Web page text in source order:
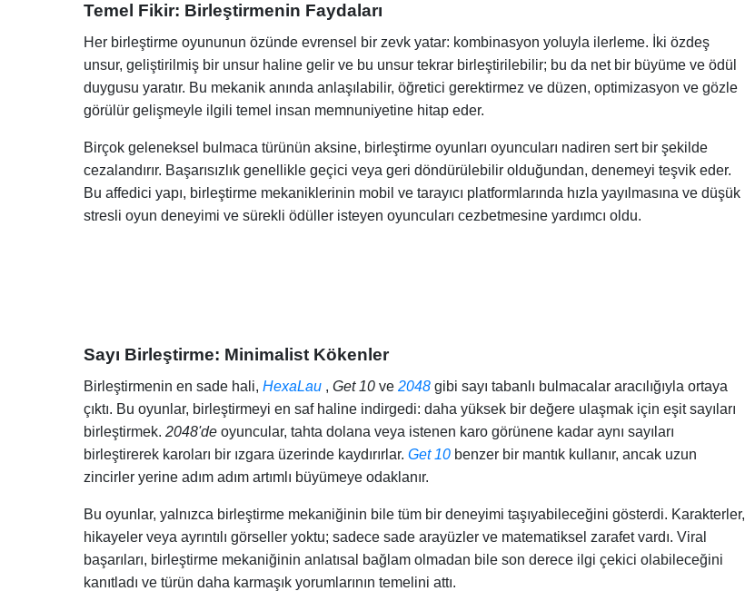
Temel Fikir: Birleştirmenin Faydaları
Her birleştirme oyununun özünde evrensel bir zevk yatar: kombinasyon yoluyla ilerleme. İki özdeş
unsur, geliştirilmiş bir unsur haline gelir ve bu unsur tekrar birleştirilebilir; bu da net bir büyüme ve ödül
duygusu yaratır. Bu mekanik anında anlaşılabilir, öğretici gerektirmez ve düzen, optimizasyon ve gözle
görülür gelişmeyle ilgili temel insan memnuniyetine hitap eder.
Birçok geleneksel bulmaca türünün aksine, birleştirme oyunları oyuncuları nadiren sert bir şekilde
cezalandırır. Başarısızlık genellikle geçici veya geri döndürülebilir olduğundan, denemeyi teşvik eder.
Bu affedici yapı, birleştirme mekaniklerinin mobil ve tarayıcı platformlarında hızla yayılmasına ve düşük
stresli oyun deneyimi ve sürekli ödüller isteyen oyuncuları cezbetmesine yardımcı oldu.
Sayı Birleştirme: Minimalist Kökenler
Birleştirmenin en sade hali, HexaLau , Get 10 ve 2048 gibi sayı tabanlı bulmacalar aracılığıyla ortaya
çıktı. Bu oyunlar, birleştirmeyi en saf haline indirgedi: daha yüksek bir değere ulaşmak için eşit sayıları
birleştirmek. 2048'de oyuncular, tahta dolana veya istenen karo görünene kadar aynı sayıları
birleştirerek karoları bir ızgara üzerinde kaydırırlar. Get 10 benzer bir mantık kullanır, ancak uzun
zincirler yerine adım adım artımlı büyümeye odaklanır.
Bu oyunlar, yalnızca birleştirme mekaniğinin bile tüm bir deneyimi taşıyabileceğini gösterdi. Karakterler,
hikayeler veya ayrıntılı görseller yoktu; sadece sade arayüzler ve matematiksel zarafet vardı. Viral
başarıları, birleştirme mekaniğinin anlatısal bağlam olmadan bile son derece ilgi çekici olabileceğini
kanıtladı ve türün daha karmaşık yorumlarının temelini attı.